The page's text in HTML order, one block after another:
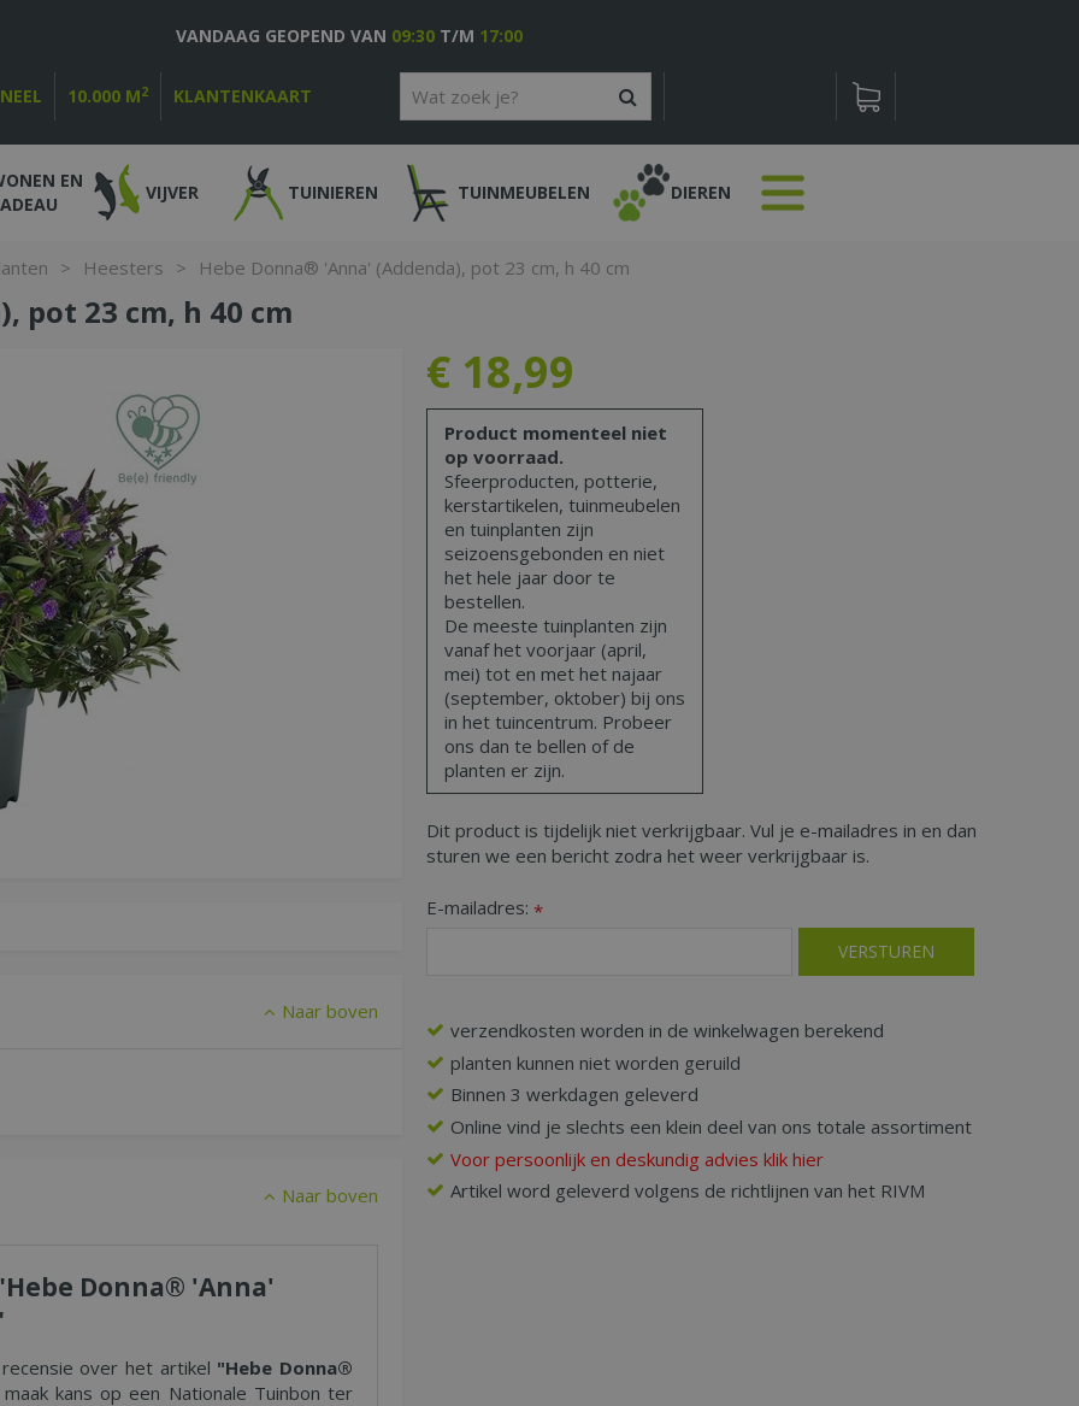
> Heesters > Hebe Donna® 'Anna' (Addenda), pot 23 cm, h 40 cm
10.000 M2 KLANTENKAART
VANDAAG GEOPEND VAN 09:30 T/M 17:00
EN
VIJVER TUINIEREN TUINMEUBELEN DIEREN
pot 23 cm, h 40 cm
€ 18,99
Product momenteel niet
op voorraad.
Sfeerproducten, potterie,
kerstartikelen, tuinmeubelen
en tuinplanten zijn
seizoensgebonden en niet
het hele jaar door te
bestellen.
De meeste tuinplanten zijn
vanaf het voorjaar (april,
mei) tot en met het najaar
(september, oktober) bij ons
in het tuincentrum. Probeer
ons dan te bellen of de
planten er zijn.
Dit product is tijdelijk niet verkrijgbaar. Vul je e-mailadres in en dan
sturen we een bericht zodra het weer verkrijgbaar is.
E-mailadres: *
verzendkosten worden in de winkelwagen berekend
planten kunnen niet worden geruild
Binnen 3 werkdagen geleverd
Online vind je slechts een klein deel van ons totale assortiment
Voor persoonlijk en deskundig advies klik hier
Artikel word geleverd volgens de richtlijnen van het RIVM
Naar boven
Naar boven
Donna® 'Anna'
over het artikel "Hebe Donna®
maak kans op een Nationale Tuinbon ter